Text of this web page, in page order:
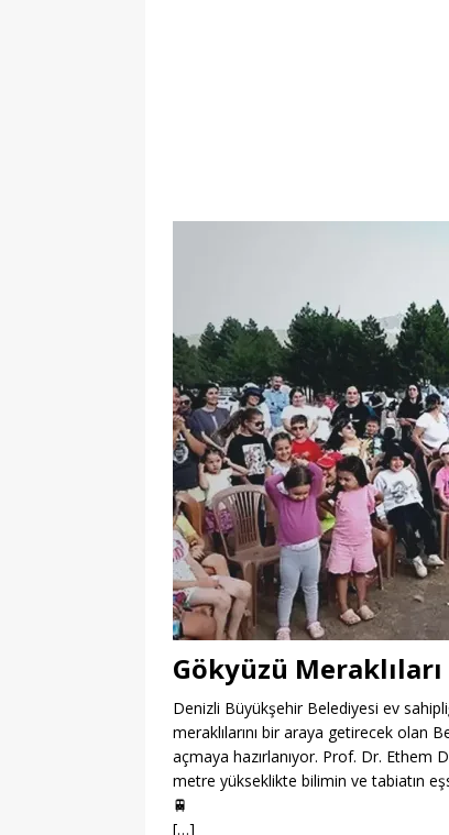
Gökyüzü
Denizli Büyükşehir Belediyesi ev
meraklılarını bir araya getirecek olan
açmaya hazırlanıyor. Prof. Dr. Ethem
metre yükseklikte bilimin ve tabiatın
🚆
[…]